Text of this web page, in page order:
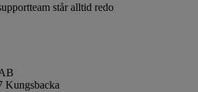
står alltid redo
Kungsbacka